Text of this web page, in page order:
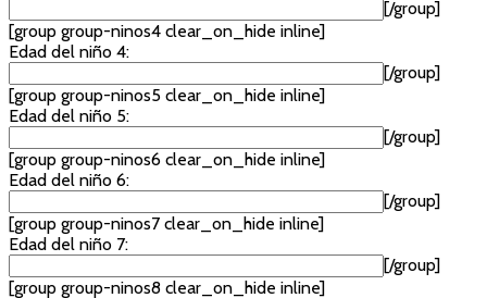
[/group]
[group group-ninos4 clear_on_hide inline]
Edad del niño 4:
[/group]
[group group-ninos5 clear_on_hide inline]
Edad del niño 5:
[/group]
[group group-ninos6 clear_on_hide inline]
Edad del niño 6:
[/group]
[group group-ninos7 clear_on_hide inline]
Edad del niño 7:
[/group]
[group group-ninos8 clear_on_hide inline]